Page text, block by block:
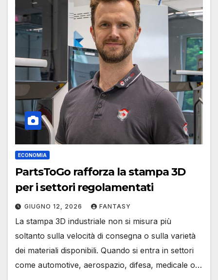
ECONOMIA
PartsToGo rafforza la stampa 3D
per i settori regolamentati
GIUGNO 12, 2026 FANTASY
La stampa 3D industriale non si misura più
soltanto sulla velocità di consegna o sulla varietà
dei materiali disponibili. Quando si entra in settori
come automotive, aerospazio, difesa, medicale o…